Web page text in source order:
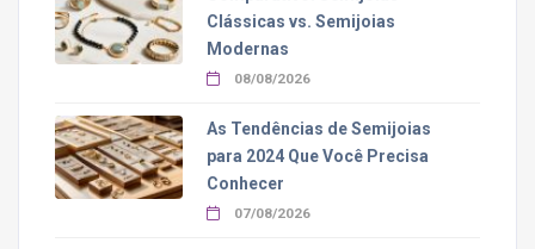
Clássicas vs. Semijoias
Modernas
08/08/2026
As Tendências de Semijoias
para 2024 Que Você Precisa
Conhecer
07/08/2026